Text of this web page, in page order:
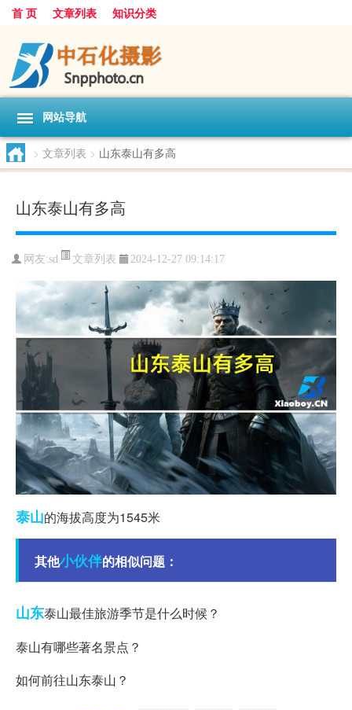
首 页 文章列表 知识分类
网站导航
> 文章列表 > 山东泰山有多高
山东泰山有多高
网友:sd 文章列表 2024-12-27 09:14:17
泰山的海拔高度为1545米
其他小伙伴的相似问题：
山东泰山最佳旅游季节是什么时候？
泰山有哪些著名景点？
如何前往山东泰山？